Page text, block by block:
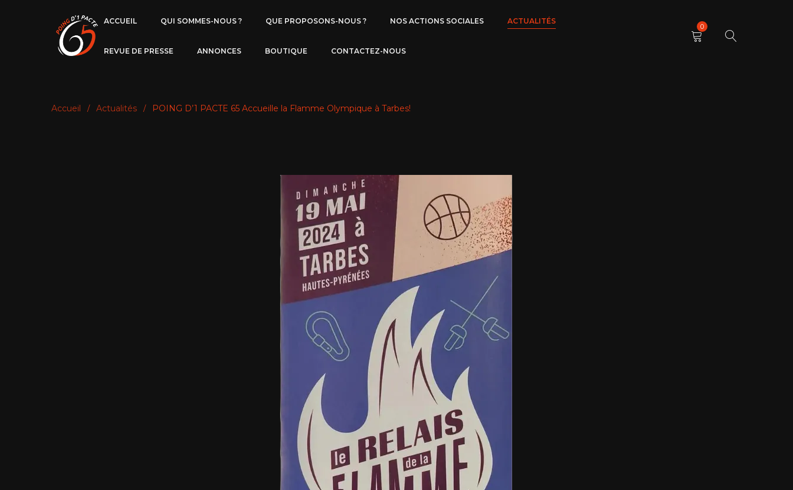
ACCUEIL QUI SOMMES-NOUS ? QUE PROPOSONS-NOUS ? NOS ACTIONS SOCIALES ACTUALITÉS
REVUE DE PRESSE ANNONCES BOUTIQUE CONTACTEZ-NOUS
0
Accueil / Actualités / POING D’1 PACTE 65 Accueille la Flamme Olympique à Tarbes!